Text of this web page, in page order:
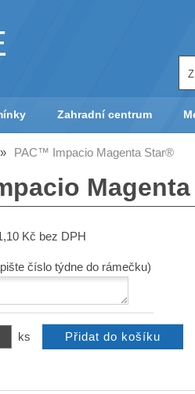
Zahradní centrum
PAC™ Impacio Magenta Star®
Kč bez DPH
číslo týdne do rámečku)
ks